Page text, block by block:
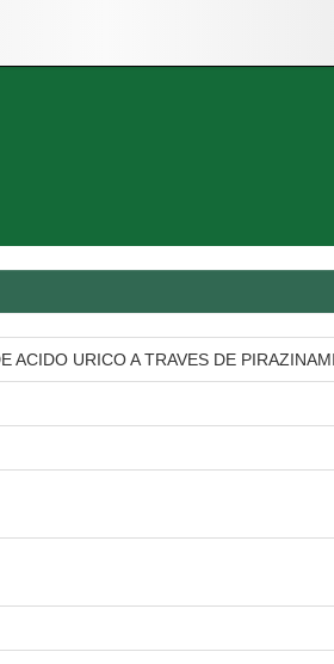
ACIDO URICO A TRAVES DE